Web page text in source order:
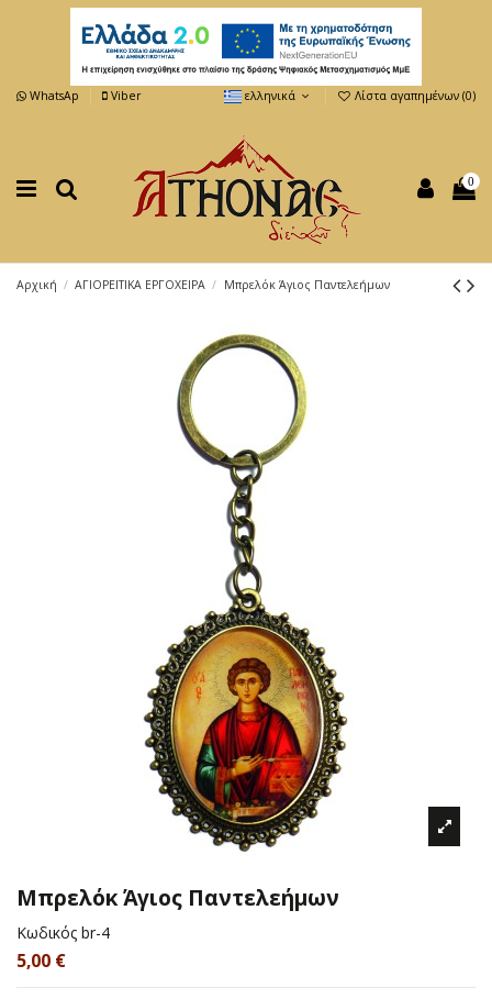
WhatsAp Viber ελληνικά Λίστα αγαπημένων (0)
0
Αρχική ΑΓΙΟΡΕΙΤΙΚΑ ΕΡΓΟΧΕΙΡΑ Μπρελόκ Άγιος Παντελεήμων
Μπρελόκ Άγιος Παντελεήμων
Κωδικός br-4
5,00 €